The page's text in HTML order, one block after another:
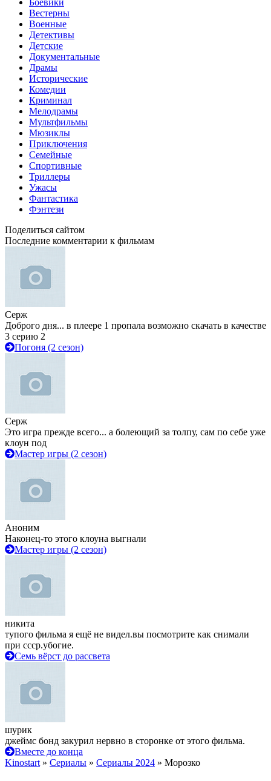
Боевики
Вестерны
Военные
Детективы
Детские
Документальные
Драмы
Исторические
Комедии
Криминал
Мелодрамы
Мультфильмы
Мюзиклы
Приключения
Семейные
Спортивные
Триллеры
Ужасы
Фантастика
Фэнтези
Поделиться сайтом
Последние комментарии к фильмам
Серж
Доброго дня... в плеере 1 пропала возможно скачать в качестве
3 серию 2
Погоня (2 сезон)
Серж
Это игра прежде всего... а болеющий за толпу, сам по себе уже
клоун под
Мастер игры (2 сезон)
Аноним
Наконец-то этого клоуна выгнали
Мастер игры (2 сезон)
никита
тупого фильма я ещё не видел.вы посмотрите как снимали
при ссср.убогие.
Семь вёрст до рассвета
шурик
джеймс бонд закурил нервно в сторонке от этого фильма.
Вместе до конца
Kinostart » Сериалы » Сериалы 2024 » Морозко